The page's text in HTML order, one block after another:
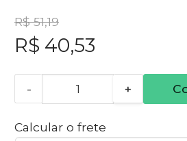
R$ 51,19
R$ 40,53
- +
Calcular o frete